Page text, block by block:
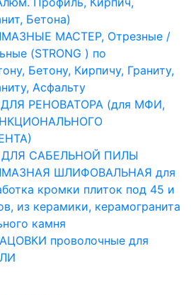
Бетона)
МАСТЕР, Отрезные /
(STRONG ) по
Бетону, Кирпичу, Граниту,
Асфальту
РЕНОВАТОРА (для МФИ,
САБЕЛЬНОЙ ПИЛЫ
ШЛИФОВАЛЬНАЯ для
кромки плиток под 45 и
из керамики, керамогранита
камня
проволочные для